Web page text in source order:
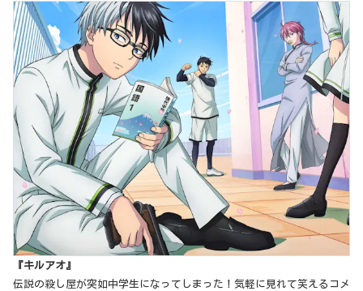
『キルアオ』
伝説の殺し屋が突如中学生になってしまった！気軽に見れて笑えるコメ